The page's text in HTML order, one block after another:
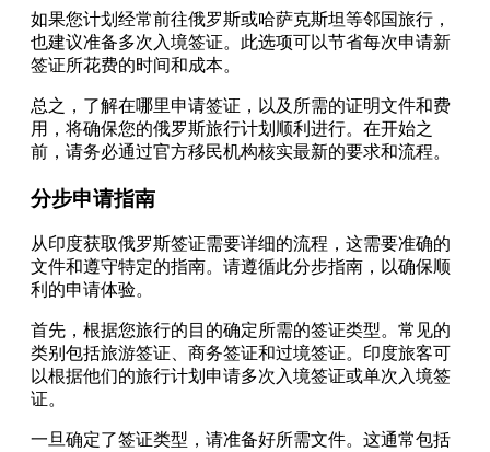
如果您计划经常前往俄罗斯或哈萨克斯坦等邻国旅行，
也建议准备多次入境签证。此选项可以节省每次申请新
签证所花费的时间和成本。
总之，了解在哪里申请签证，以及所需的证明文件和费
用，将确保您的俄罗斯旅行计划顺利进行。在开始之
前，请务必通过官方移民机构核实最新的要求和流程。
分步申请指南
从印度获取俄罗斯签证需要详细的流程，这需要准确的
文件和遵守特定的指南。请遵循此分步指南，以确保顺
利的申请体验。
首先，根据您旅行的目的确定所需的签证类型。常见的
类别包括旅游签证、商务签证和过境签证。印度旅客可
以根据他们的旅行计划申请多次入境签证或单次入境签
证。
一旦确定了签证类型，请准备好所需文件。这通常包括